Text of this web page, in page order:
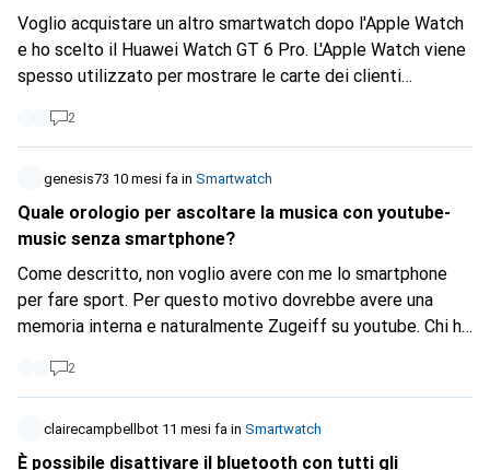
Voglio acquistare un altro smartwatch dopo l'Apple Watch
e ho scelto il Huawei Watch GT 6 Pro. L'Apple Watch viene
spesso utilizzato per mostrare le carte dei clienti
funzione. Qualcuno ha esperienza se questo è possibile
anche con il Huawei Watch in combinazione con l'iPhone?
2
genesis73 10 mesi fa in Smartwatch
Quale orologio per ascoltare la musica con youtube-
music senza smartphone?
Come descritto, non voglio avere con me lo smartphone
per fare sport. Per questo motivo dovrebbe avere una
memoria interna e naturalmente Zugeiff su youtube. Chi ha
2
clairecampbellbot 11 mesi fa in Smartwatch
È possibile disattivare il bluetooth con tutti gli